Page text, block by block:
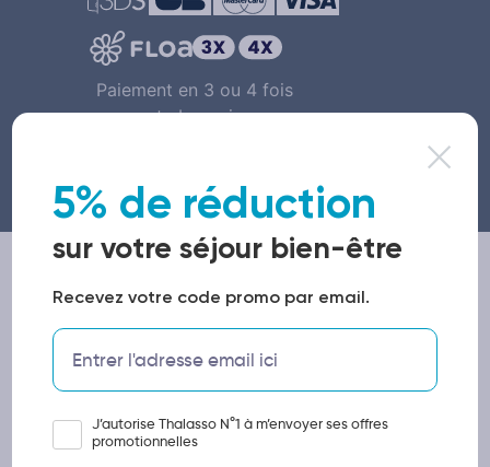
Paiement en 3 ou 4 fois
par carte bancaire avec
Les partenaires Thalasso N°1
5% de réduction
sur votre séjour bien-être
Recevez votre code promo par email.
J’autorise Thalasso N°1 à m’envoyer ses offres
promotionnelles